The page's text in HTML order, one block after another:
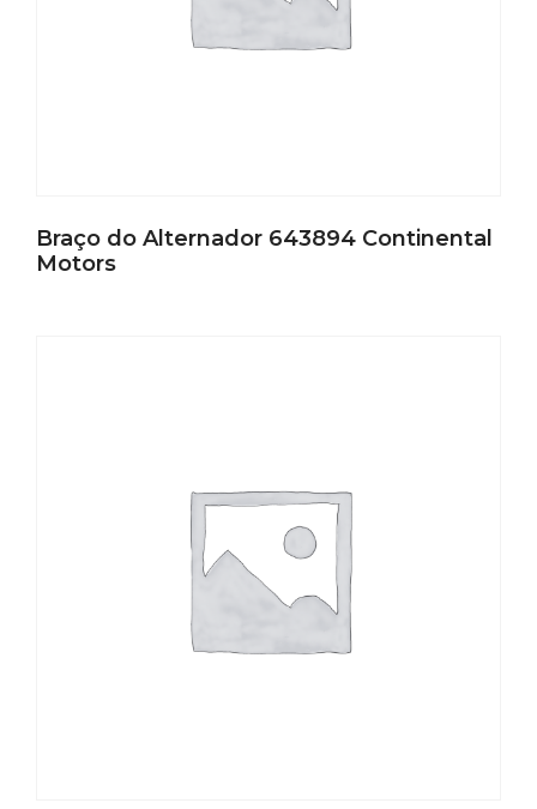
Braço do Alternador 643894 Continental
Motors